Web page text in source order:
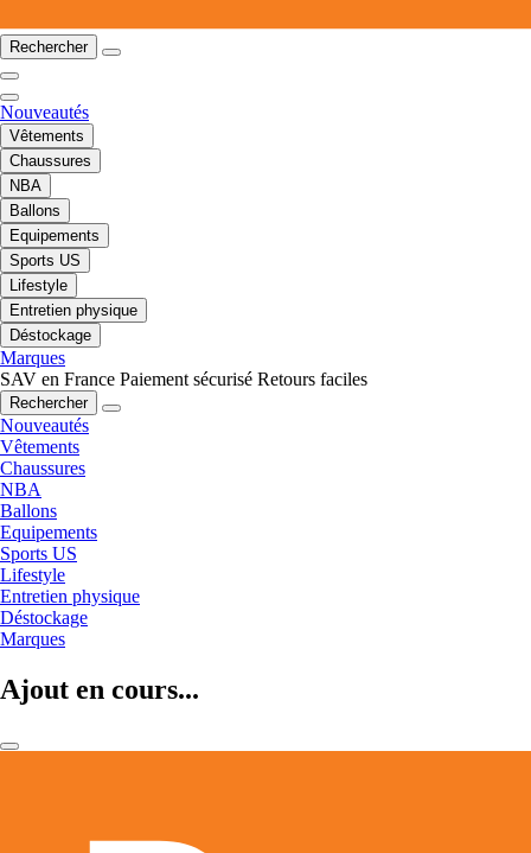
Rechercher
Nouveautés
Vêtements
Chaussures
NBA
Ballons
Equipements
Sports US
Lifestyle
Entretien physique
Déstockage
Marques
SAV en France Paiement sécurisé Retours faciles
Rechercher
Nouveautés
Vêtements
Chaussures
NBA
Ballons
Equipements
Sports US
Lifestyle
Entretien physique
Déstockage
Marques
Ajout en cours...